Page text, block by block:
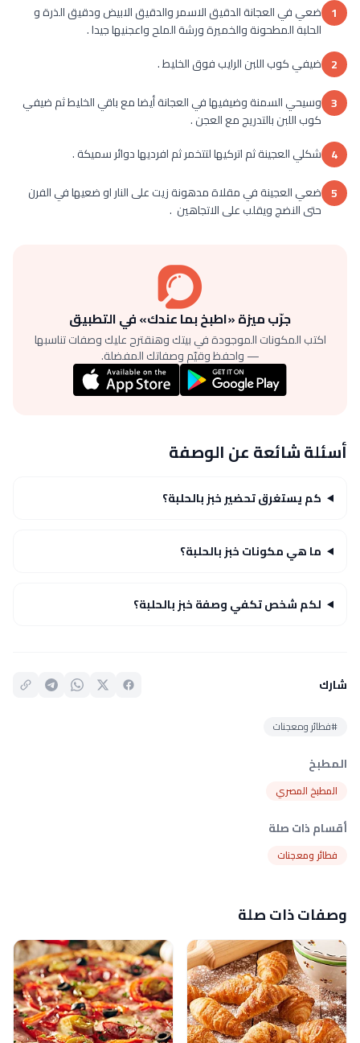
1 ضعي في العجانة الدقيق الاسمر والدقيق الابيض ودقيق الذرة و
الحلبة المطحونة والخميرة ورشة الملح واعجنيها جيدا .
2 ضيفي كوب اللبن الرايب فوق الخليط .
3 وسيحي السمنة وضيفيها في العجانة أيضا مع باقي الخليط ثم ضيفي
كوب اللبن بالتدريج مع العجن .
4 شكلي العجينة ثم اتركيها لتتخمر ثم افرديها دوائر سميكة .
5 ضعي العجينة في مقلاة مدهونة زيت على النار او ضعيها في الفرن
حتى النضج ويقلب على الاتجاهين .
جرّب ميزة «اطبخ بما عندك» في التطبيق
اكتب المكونات الموجودة في بيتك وهنقترح عليك وصفات تناسبها
— واحفظ وقيّم وصفاتك المفضلة.
أسئلة شائعة عن الوصفة
كم يستغرق تحضير خبز بالحلبة؟
ما هي مكونات خبز بالحلبة؟
لكم شخص تكفي وصفة خبز بالحلبة؟
شارك
#فطائر ومعجنات
المطبخ
المطبخ المصري
أقسام ذات صلة
فطائر ومعجنات
وصفات ذات صلة